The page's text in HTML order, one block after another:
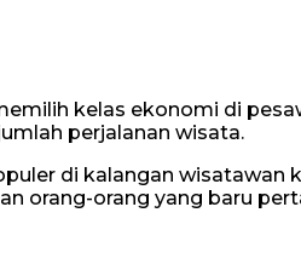
kelas ekonomi di
perjalanan wisata.
di kalangan wisatawan
orang-orang yang baru